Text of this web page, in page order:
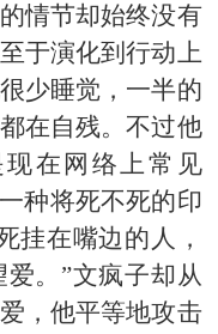
情节却始终没有
于演化到行动上
少睡觉，一半的
在自残。不过他
在网络上常见
种将死不死的印
挂在嘴边的人，
。”文疯子却从
，他平等地攻击